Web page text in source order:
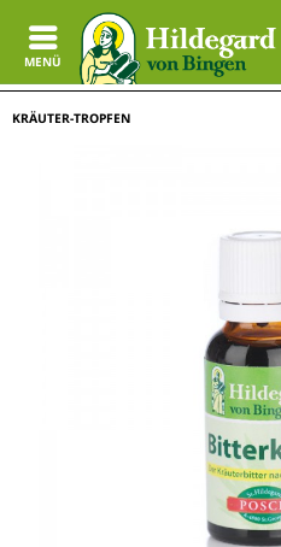
MENÜ
KRÄUTER-TROPFEN